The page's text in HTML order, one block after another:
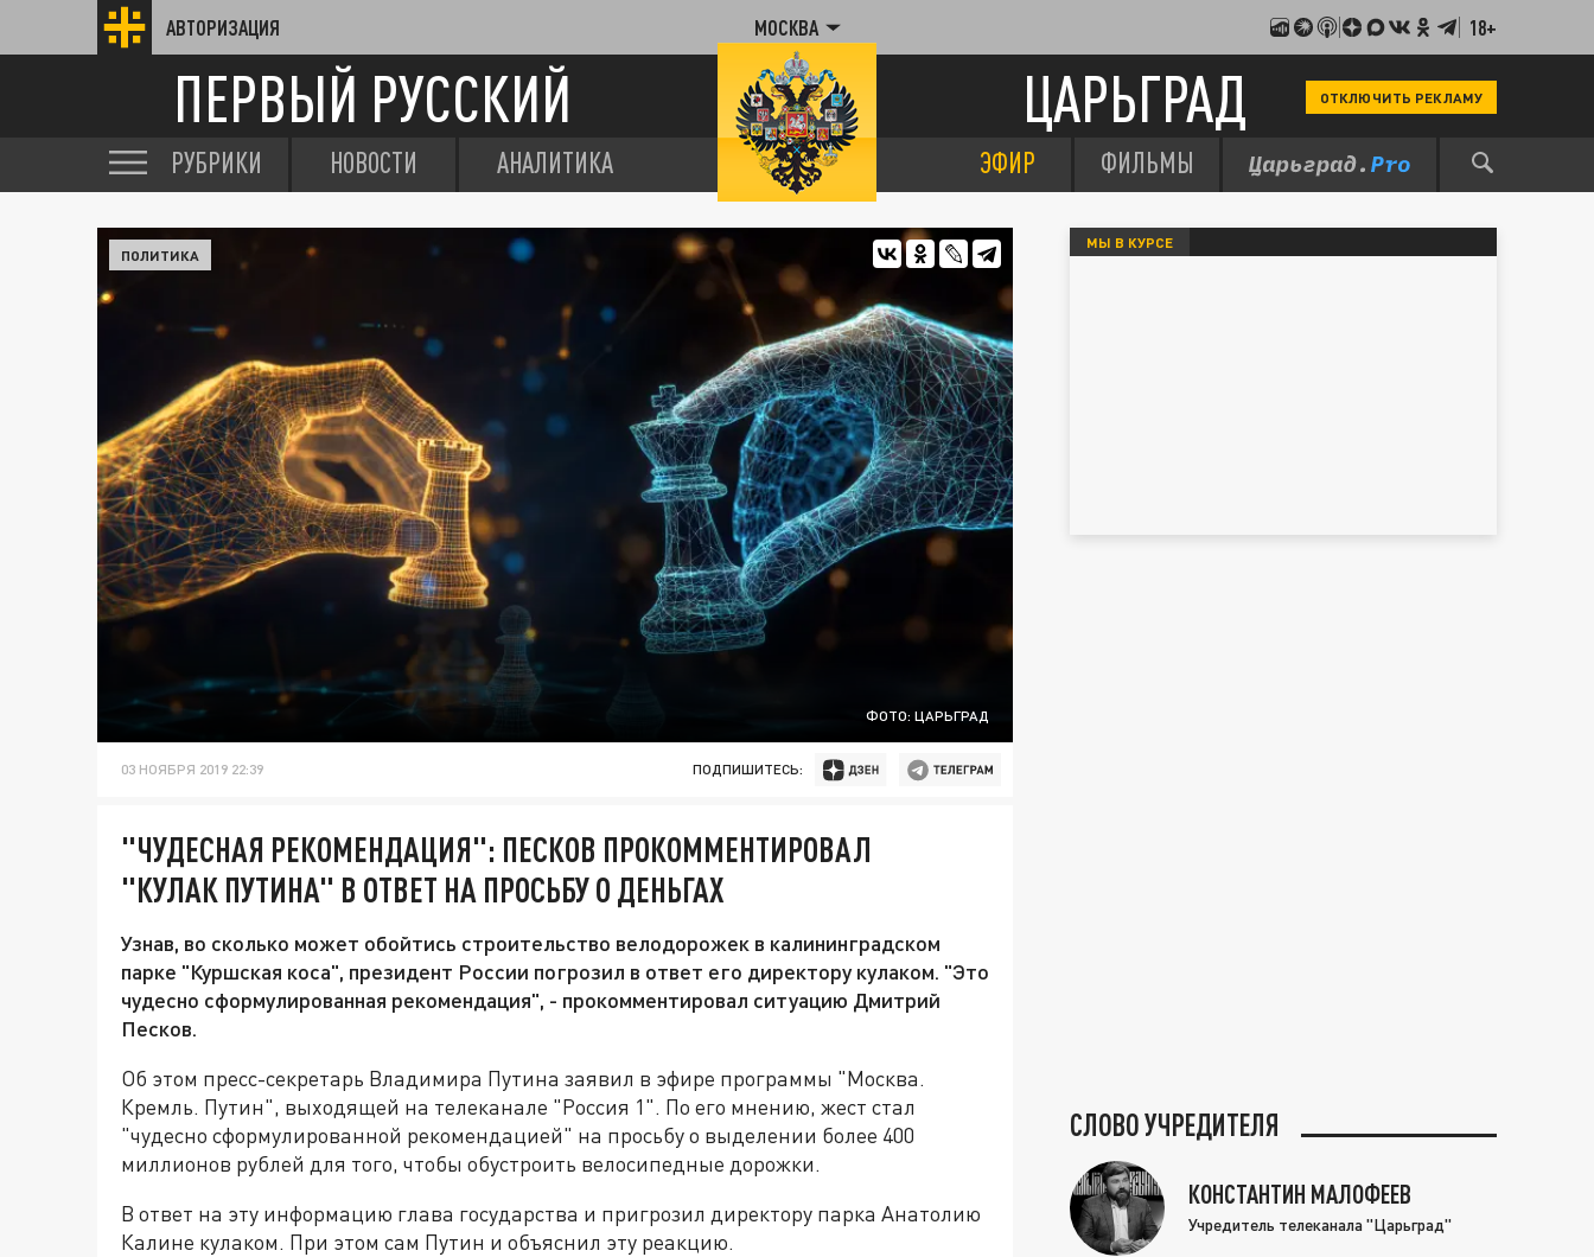
АВТОРИЗАЦИЯ МОСКВА 18+
ПЕРВЫЙ РУССКИЙ ЦАРЬГРАД ОТКЛЮЧИТЬ РЕКЛАМУ
РУБРИКИ НОВОСТИ АНАЛИТИКА ЭФИР ФИЛЬМЫ
ФОТО: ЦАРЬГРАД
ПОЛИТИКА
03 НОЯБРЯ 2019 22:39 ПОДПИШИТЕСЬ:
"ЧУДЕСНАЯ РЕКОМЕНДАЦИЯ": ПЕСКОВ ПРОКОММЕНТИРОВАЛ
"КУЛАК ПУТИНА" В ОТВЕТ НА ПРОСЬБУ О ДЕНЬГАХ
Узнав, во сколько может обойтись строительство велодорожек в калининградском
парке "Куршская коса", президент России погрозил в ответ его директору кулаком. "Это
чудесно сформулированная рекомендация", - прокомментировал ситуацию Дмитрий
Песков.
Об этом пресс-секретарь Владимира Путина заявил в эфире программы "Москва.
Кремль. Путин", выходящей на телеканале "Россия 1". По его мнению, жест стал
"чудесно сформулированной рекомендацией" на просьбу о выделении более 400
миллионов рублей для того, чтобы обустроить велосипедные дорожки.
В ответ на эту информацию глава государства и пригрозил директору парка Анатолию
Калине кулаком. При этом сам Путин и объяснил эту реакцию.
МЫ В КУРСЕ
СЛОВО УЧРЕДИТЕЛЯ
КОНСТАНТИН МАЛОФЕЕВ
Учредитель телеканала "Царьград"